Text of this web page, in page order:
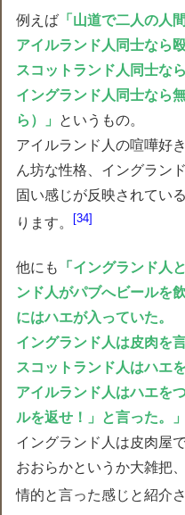
例えば 「山道で二人の人
アイルランド人同士なら
スコットランド人同士な
イングランド人同士なら
ら）」
というもの。
アイルランド人の喧嘩好
ん坊な性格、イングラン
固い感じが反映されてい
ります。
34
他にも 「 イングランド人
ンド人がパブへビールを
にはハエが入っていた。
イングランド人は皮肉を
スコットランド人はハエ
アイルランド人はハエを
ルを返せ！」と言った。」
イングランド人は皮肉屋
おおらかというか大雑把
情的と言った感じと紹介